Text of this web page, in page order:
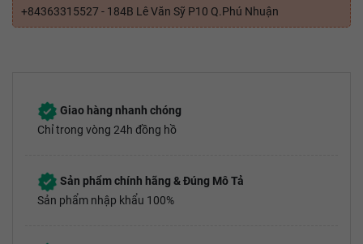
+84363315527 - 184B Lê Văn Sỹ P10 Q.Phú Nhuận
Giao hàng nhanh chóng
Chỉ trong vòng 24h đồng hồ
Sản phẩm chính hãng & Đúng Mô Tả
Sản phẩm nhập khẩu 100%